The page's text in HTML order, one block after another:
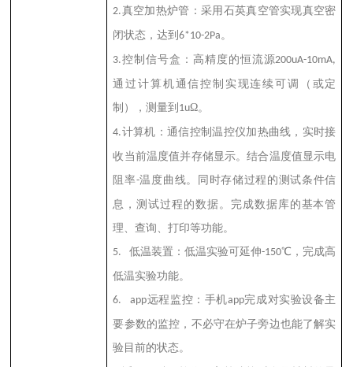
2.真空加热炉管：采用石英真空管实现真空密
闭状态，达到6*10-2Pa 。
3.控制信号盒：高精度的恒流源200uA-10mA,
通过计算机通信控制实现连续可调（或定
制），测量到 1uΩ。
4.计算机：通信控制温控仪加热曲线，实时接
收当前温度值并存储显示。结合温度值显示电
阻率-温度曲线。同时存储过程的测试条件信
息，测试过程的数据。完成数据库的基本管
理、查询、打印等功能。
5. 低温装置：低温实验可延伸-150℃，完成高
低温实验功能。
6. app远程监控：手机app完成对实验设备主
要参数的监控，不必守在炉子旁边也能了解实
验目前的状态。